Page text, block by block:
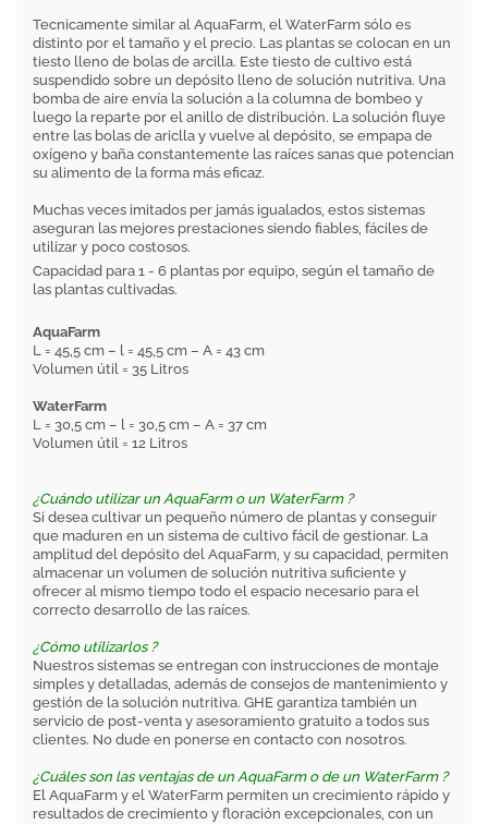
Tecnicamente similar al AquaFarm, el WaterFarm sólo es
distinto por el tamaño y el precio. Las plantas se colocan en un
tiesto lleno de bolas de arcilla. Este tiesto de cultivo está
suspendido sobre un depósito lleno de solución nutritiva. Una
bomba de aire envía la solución a la columna de bombeo y
luego la reparte por el anillo de distribución. La solución fluye
entre las bolas de ariclla y vuelve al depósito, se empapa de
oxígeno y baña constantemente las raíces sanas que potencian
su alimento de la forma más eficaz.
Muchas veces imitados per jamás igualados, estos sistemas
aseguran las mejores prestaciones siendo fiables, fáciles de
utilizar y poco costosos.
Capacidad para 1 - 6 plantas por equipo, según el tamaño de
las plantas cultivadas.
AquaFarm
L = 45,5 cm – l = 45,5 cm – A = 43 cm
Volumen útil = 35 Litros
WaterFarm
L = 30,5 cm – l = 30,5 cm – A = 37 cm
Volumen útil = 12 Litros
¿Cuándo utilizar un AquaFarm o un WaterFarm ?
Si desea cultivar un pequeño número de plantas y conseguir
que maduren en un sistema de cultivo fácil de gestionar. La
amplitud del depósito del AquaFarm, y su capacidad, permiten
almacenar un volumen de solución nutritiva suficiente y
ofrecer al mismo tiempo todo el espacio necesario para el
correcto desarrollo de las raíces.
¿Cómo utilizarlos ?
Nuestros sistemas se entregan con instrucciones de montaje
simples y detalladas, además de consejos de mantenimiento y
gestión de la solución nutritiva. GHE garantiza también un
servicio de post-venta y asesoramiento gratuito a todos sus
clientes. No dude en ponerse en contacto con nosotros.
¿Cuáles son las ventajas de un AquaFarm o de un WaterFarm ?
El AquaFarm y el WaterFarm permiten un crecimiento rápido y
resultados de crecimiento y floración excepcionales, con un